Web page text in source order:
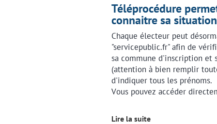
Téléprocédure
connaitre sa
Chaque électeur peut
"servicepublic.fr" afin de
sa commune d'inscription et
(attention à bien remplir
d'indiquer tous les prénoms.
Vous pouvez accéder
Lire la suite